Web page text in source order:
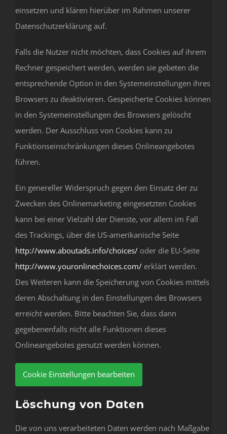
einsetzen und klären hierüber im Rahmen unserer
Datenschutzerklärung auf.
Falls die Nutzer nicht möchten, dass Cookies auf ihrem
Rechner gespeichert werden, werden sie gebeten die
entsprechende Option in den Systemeinstellungen ihres
Browsers zu deaktivieren. Gespeicherte Cookies können
in den Systemeinstellungen des Browsers gelöscht
werden. Der Ausschluss von Cookies kann zu
Funktionseinschränkungen dieses Onlineangebotes
führen.
Ein genereller Widerspruch gegen den Einsatz der zu
Zwecken des Onlinemarketing eingesetzten Cookies
kann bei einer Vielzahl der Dienste, vor allem im Fall
des Trackings, über die US-amerikanische Seite
http://www.aboutads.info/choices/ oder die EU-Seite
http://www.youronlinechoices.com/ erklärt werden.
Des Weiteren kann die Speicherung von Cookies mittels
deren Abschaltung in den Einstellungen des Browsers
erreicht werden. Bitte beachten Sie, dass dann
gegebenenfalls nicht alle Funktionen dieses
Onlineangebotes genutzt werden können.
Cookie Einstellungen bearbeiten
Löschung von Daten
Die von uns verarbeiteten Daten werden nach Maßgabe